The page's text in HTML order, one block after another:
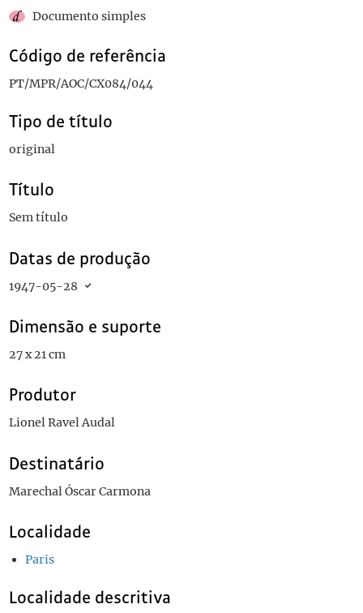
Documento simples
Código de referência
PT/MPR/AOC/CX084/044
Tipo de título
original
Título
Sem título
Datas de produção
1947-05-28
Dimensão e suporte
27 x 21 cm
Produtor
Lionel Ravel Audal
Destinatário
Marechal Óscar Carmona
Localidade
Paris
Localidade descritiva